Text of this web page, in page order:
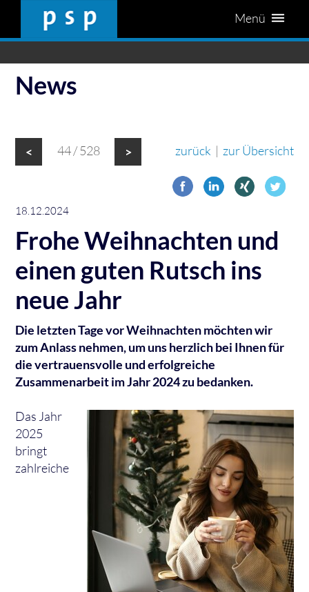
Menü
News
< 44 / 528 > zurück | zur Übersicht
18.12.2024
Frohe Weihnachten und
einen guten Rutsch ins
neue Jahr
Die letzten Tage vor Weihnachten möchten wir
zum Anlass nehmen, um uns herzlich bei Ihnen für
die vertrauensvolle und erfolgreiche
Zusammenarbeit im Jahr 2024 zu bedanken.
Das Jahr
2025
bringt
zahlreiche